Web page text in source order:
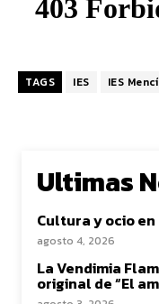
TAGS IES IES
Ultimas
Cultura y ocio
agosto 4, 2026
La Vendimia
original de “El